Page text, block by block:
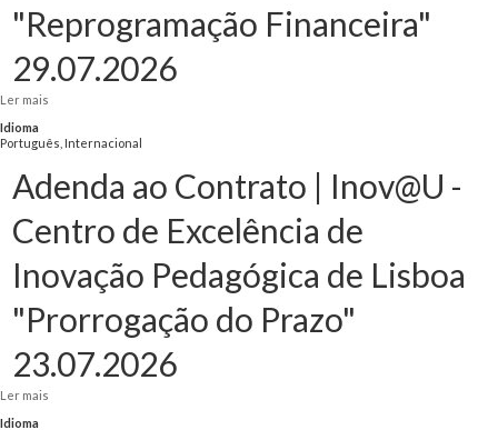
"Reprogramação Financeira"
29.07.2026
Ler mais
Idioma
Português, Internacional
Adenda ao Contrato | Inov@U -
Centro de Excelência de
Inovação Pedagógica de Lisboa
"Prorrogação do Prazo"
23.07.2026
Ler mais
Idioma